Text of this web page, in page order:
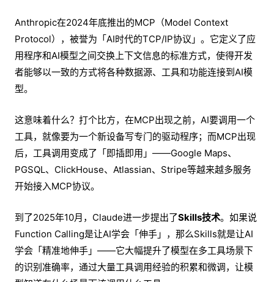
Anthropic在2024年底推出的MCP（Model Context
Protocol），被誉为「AI时代的TCP/IP协议」。它定义了应
用程序和AI模型之间交换上下文信息的标准方式，使得开发
者能够以一致的方式将各种数据源、工具和功能连接到AI模
型。
这意味着什么？打个比方，在MCP出现之前，AI要调用一个
工具，就像要为一个新设备写专门的驱动程序；而MCP出现
后，工具调用变成了「即插即用」——Google Maps、
PGSQL、ClickHouse、Atlassian、Stripe等越来越多服务
开始接入MCP协议。
到了2025年10月，Claude进一步提出了Skills技术。如果说
Function Calling是让AI学会「伸手」，那么Skills就是让AI
学会「精准地伸手」——它大幅提升了模型在多工具场景下
的识别准确率，通过大量工具调用经验的积累和微调，让模